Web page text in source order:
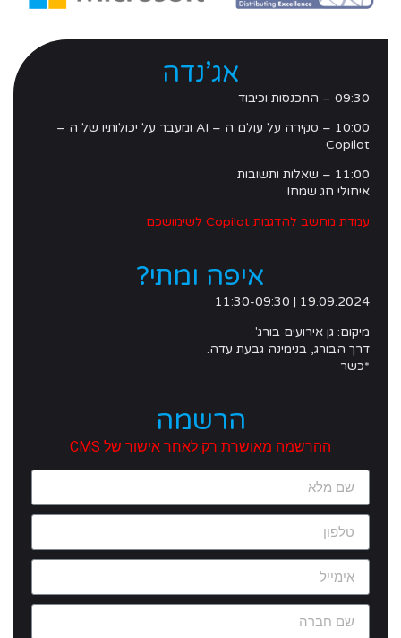
אג’נדה
09:30 – התכנסות וכיבוד
10:00 – סקירה על עולם ה – AI ומעבר על יכולותיו של ה –
Copilot
11:00 – שאלות ותשובות
איחולי חג שמח!
עמדת מחשב להדגמת Copilot לשימושכם
איפה ומתי?
19.09.2024 | 11:30-09:30
מיקום: גן אירועים בורג'
דרך הבורג, בנימינה גבעת עדה.
*כשר
הרשמה
ההרשמה מאושרת רק לאחר אישור של CMS